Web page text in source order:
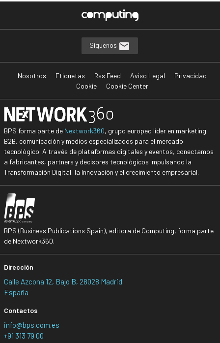
Síguenos
Nosotros Etiquetas Rss Feed Aviso Legal
Privacidad
Cookie
Cookie Center
BPS forma parte de Nextwork360, grupo europeo líder en marketing
B2B, comunicación y medios especializados para el mercado
tecnológico. A través de plataformas digitales y eventos, conectamos
a fabricantes, partners y decisores tecnológicos impulsando la
Transformación Digital, la Innovación y el crecimiento empresarial.
BPS (Business Publications Spain), editora de Computing, forma parte
de Nextwork360.
Dirección
Calle Azcona 12, Bajo B, 28028 Madrid
España
Contactos
info@bps.com.es
+91 313 79 00